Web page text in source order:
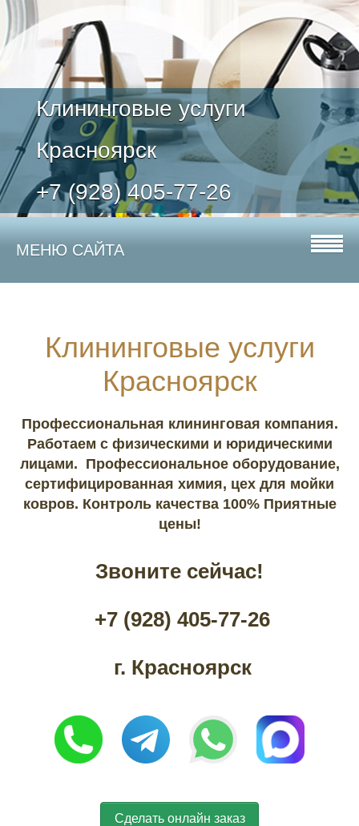
Клининговые услуги
Красноярск
+7 (928) 405-77-26
МЕНЮ САЙТА
Клининговые услуги
Красноярск
Профессиональная клининговая компания.
Работаем с физическими и юридическими
лицами. Профессиональное оборудование,
сертифицированная химия, цех для мойки
ковров. Контроль качества 100% Приятные
цены!
Звоните сейчас!
+7 (928) 405-77-26
г. Красноярск
Сделать онлайн заказ